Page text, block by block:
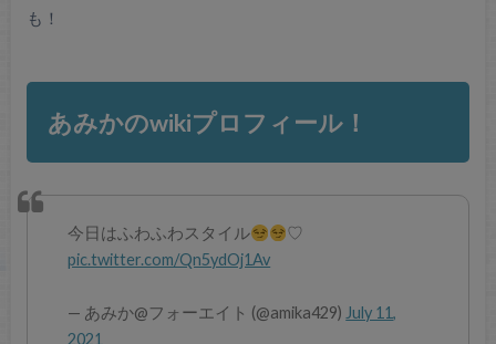
も！
あみかのwikiプロフィール！
今日はふわふわスタイル
♡
pic.twitter.com/Qn5ydOj1Av
— あみか@フォーエイト (@amika429) July 11,
2021